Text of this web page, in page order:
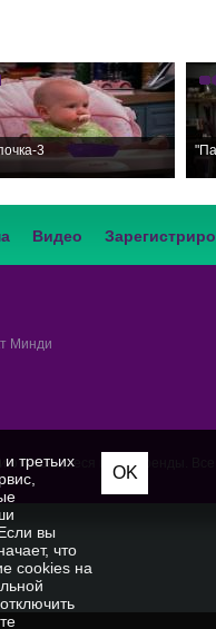
3
Видео
Минди
относящиеся к ним бренды.
третьих
вы
что
cookies на
OK